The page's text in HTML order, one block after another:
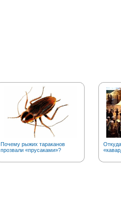
Почему рыжих тараканов
прозвали «прусаками»?